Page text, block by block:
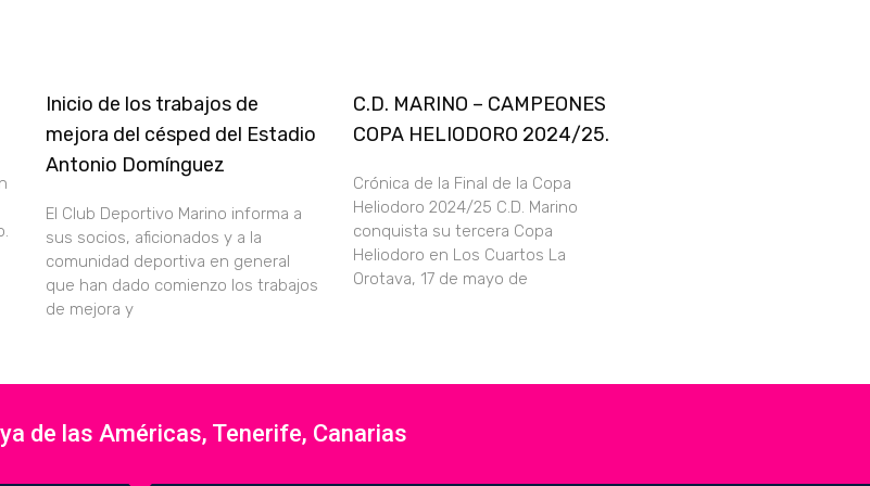
Inicio de los trabajos de
mejora del césped del Estadio
Antonio Domínguez
El Club Deportivo Marino informa a
sus socios, aficionados y a la
comunidad deportiva en general
que han dado comienzo los trabajos
de mejora y
C.D. MARINO – CAMPEONES
COPA HELIODORO 2024/25.
Crónica de la Final de la Copa
Heliodoro 2024/25 C.D. Marino
conquista su tercera Copa
Heliodoro en Los Cuartos La
Orotava, 17 de mayo de
de las Américas, Tenerife, Canarias